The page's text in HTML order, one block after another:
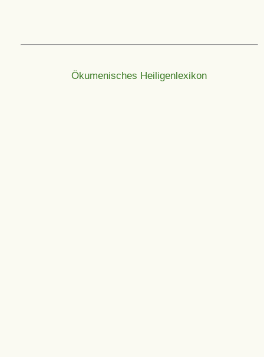
Ökumenisches Heiligenlexikon